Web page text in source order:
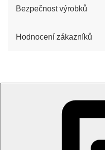
Bezpečnost výrobků
Hodnocení zákazníků